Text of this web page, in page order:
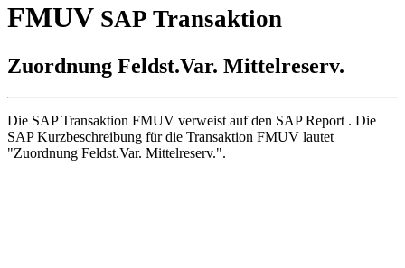
FMUV SAP Transaktion
Zuordnung Feldst.Var. Mittelreserv.
Die SAP Transaktion FMUV verweist auf den SAP Report . Die
SAP Kurzbeschreibung für die Transaktion FMUV lautet
"Zuordnung Feldst.Var. Mittelreserv.".